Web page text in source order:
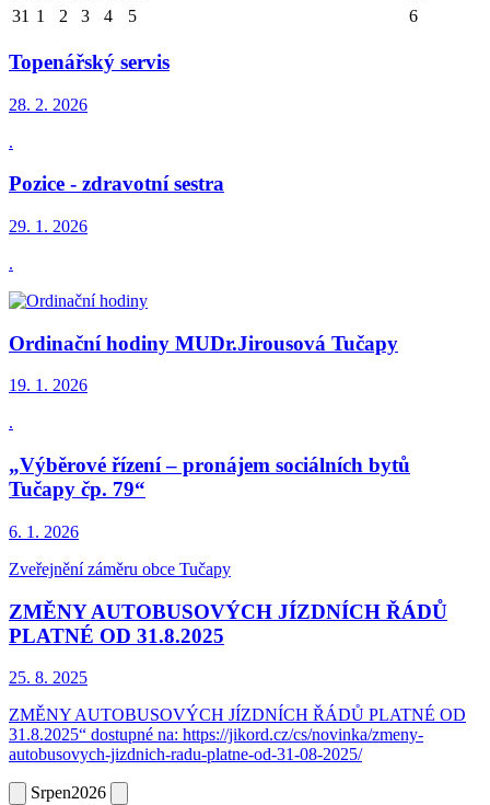
31 1 2 3 4 5 6
Topenářský servis
28. 2. 2026
.
Pozice - zdravotní sestra
29. 1. 2026
.
Ordinační hodiny MUDr.Jirousová Tučapy
19. 1. 2026
.
„Výběrové řízení – pronájem sociálních bytů
Tučapy čp. 79“
6. 1. 2026
Zveřejnění záměru obce Tučapy
ZMĚNY AUTOBUSOVÝCH JÍZDNÍCH ŘÁDŮ
PLATNÉ OD 31.8.2025
25. 8. 2025
ZMĚNY AUTOBUSOVÝCH JÍZDNÍCH ŘÁDŮ PLATNÉ OD
31.8.2025“ dostupné na: https://jikord.cz/cs/novinka/zmeny-
autobusovych-jizdnich-radu-platne-od-31-08-2025/
Srpen2026